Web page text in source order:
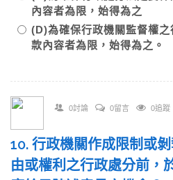
內容者為限，始得為之
(D)為確保行政機關監督權
款內容者為限，始得為之。
0討論 0留言 0追蹤
10. 行政機關作成限制或
由或權利之行政處分前，